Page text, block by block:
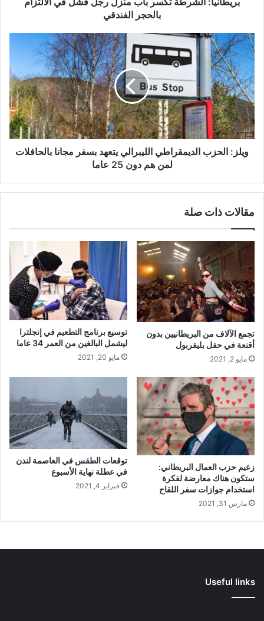
بالحجر الفندقي
ويلز:
الحزب
الديمقراطي
الليبرالي
يتعهد
بسفر
مجانا
بالحافلات
لمن
همويلز: الحزب الديمقراطي الليبرالي يتعهد بسفر مجانا بالحافلات
لمن هم دون 25 عاما
مقالات ذات صلة
تجمع الآلاف من البريطانيين بدون
أقنعة في حفل بليفربول
مايو 2, 2021
توسيع برنامج التطعيم في إنجلترا
ليشمل البالغين من العمر 34 عاما
مايو 20, 2021
زعيم حزب العمال البريطاني:
ستكون هناك معارضة لفكرة
استخدام جوازات سفر اللقاح
مارس 31, 2021
توقعات الطقس في العاصمة لندن
في عطلة نهاية الأسبوع
فبراير 4, 2021
Useful links